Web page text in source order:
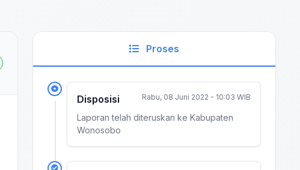
Proses
Disposisi Rabu, 08 Juni 2022 - 10:03 WIB
Laporan telah diteruskan ke Kabupaten
Wonosobo